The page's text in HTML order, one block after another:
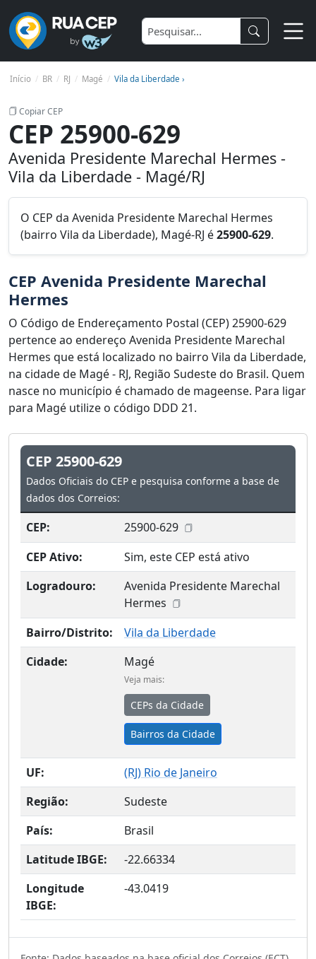
Início BR RJ Magé Vila da Liberdade ›
Copiar CEP
CEP 25900-629
Avenida Presidente Marechal Hermes -
Vila da Liberdade - Magé/RJ
O CEP da Avenida Presidente Marechal Hermes
(bairro Vila da Liberdade), Magé-RJ é25900-629.
CEP Avenida Presidente Marechal
Hermes
O Código de Endereçamento Postal (CEP) 25900-629
pertence ao endereço Avenida Presidente Marechal
Hermes que está localizado no bairro Vila da Liberdade,
na cidade de Magé - RJ, Região Sudeste do Brasil. Quem
nasce no município é chamado de mageense. Para ligar
para Magé utilize o código DDD 21.
CEP 25900-629
Dados Oficiais do CEP e pesquisa conforme a base de
dados dos Correios:
CEP:
25900-629
CEP Ativo:
Sim, este CEP está ativo
Logradouro:
Avenida Presidente Marechal
Hermes
Bairro/Distrito:
Vila da Liberdade
Cidade:
Magé
Veja mais:
CEPs da Cidade
Bairros da Cidade
UF: (RJ) Rio de Janeiro
Região:
Sudeste
País:
Brasil
Latitude IBGE:
-22.66334
Longitude
IBGE:
-43.0419